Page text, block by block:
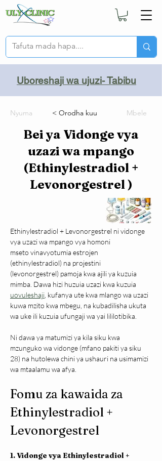
Uboreshaji wa ujuzi- Tabibu
Nyuma < Orodha kuu Mbele
Bei ya Vidonge vya
uzazi wa mpango
(Ethinylestradiol +
Levonorgestrel )
Ethinylestradiol + Levonorgestrel ni vidonge
vya uzazi wa mpango vya homoni
mseto vinavyotumia estrojen
(ethinylestradiol) na projestini
(levonorgestrel) pamoja kwa ajili ya kuzuia
mimba. Dawa hizi huzuia uzazi kwa kuzuia
uovuleshaji , kufanya ute kwa mlango wa uzazi
kuwa mzito kwa mbegu, na kubadilisha ukuta
wa uke ili kuzuia ufungaji wa yai lililotibika.
Ni dawa ya matumizi ya kila siku kwa
mzunguko wa vidonge (mfano pakiti ya siku
28) na hutolewa chini ya ushauri na usimamizi
wa mtaalamu wa afya.
Fomu za kawaida za
Ethinylestradiol +
Levonorgestrel
1. Vidonge vya Ethinylestradiol +